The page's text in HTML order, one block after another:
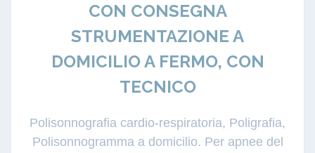
CON CONSEGNA
STRUMENTAZIONE A
DOMICILIO A FERMO, CON
TECNICO
Polisonnografia cardio-respiratoria, Poligrafia,
Polisonnogramma a domicilio. Per apnee del